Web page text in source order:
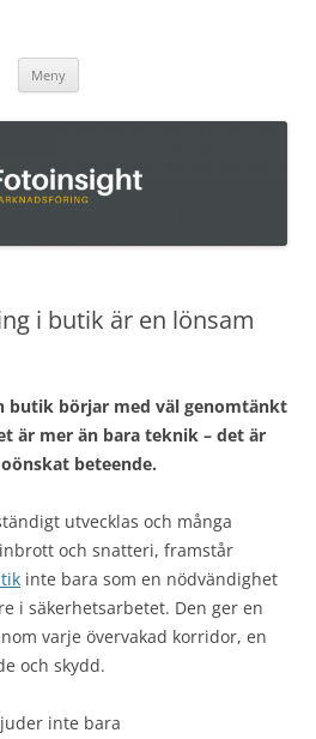
Meny Hoppa
innehåll
i butik är en lönsam
butik börjar med väl genomtänkt
är mer än bara teknik – det är
beteende.
utvecklas och många
och snatteri, framstår
inte bara som en nödvändighet
i säkerhetsarbetet. Den ger en
varje övervakad korridor, en
och skydd.
inte bara